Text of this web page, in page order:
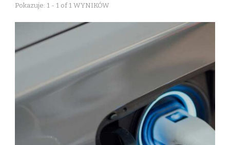
Pokazuje: 1 - 1 of 1 WYNIKÓW